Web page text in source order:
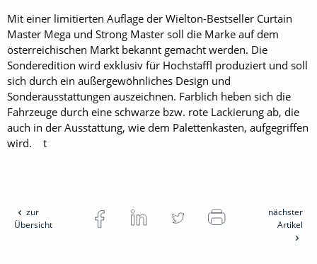
Mit einer limitierten Auflage der Wielton-Bestseller Curtain
Master Mega und Strong Master soll die Marke auf dem
österreichischen Markt bekannt gemacht werden. Die
Sonderedition wird exklusiv für Hochstaffl produziert und soll
sich durch ein außergewöhnliches Design und
Sonderausstattungen auszeichnen. Farblich heben sich die
Fahrzeuge durch eine schwarze bzw. rote Lackierung ab, die
auch in der Ausstattung, wie dem Palettenkasten, aufgegriffen
wird. t
zur
Übersicht
nächster
Artikel